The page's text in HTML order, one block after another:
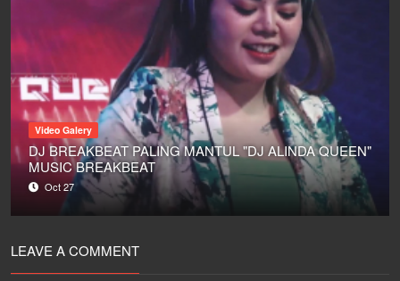
Video Galery
DJ BREAKBEAT PALING MANTUL "DJ ALINDA QUEEN"
MUSIC BREAKBEAT
Oct 27
LEAVE A COMMENT